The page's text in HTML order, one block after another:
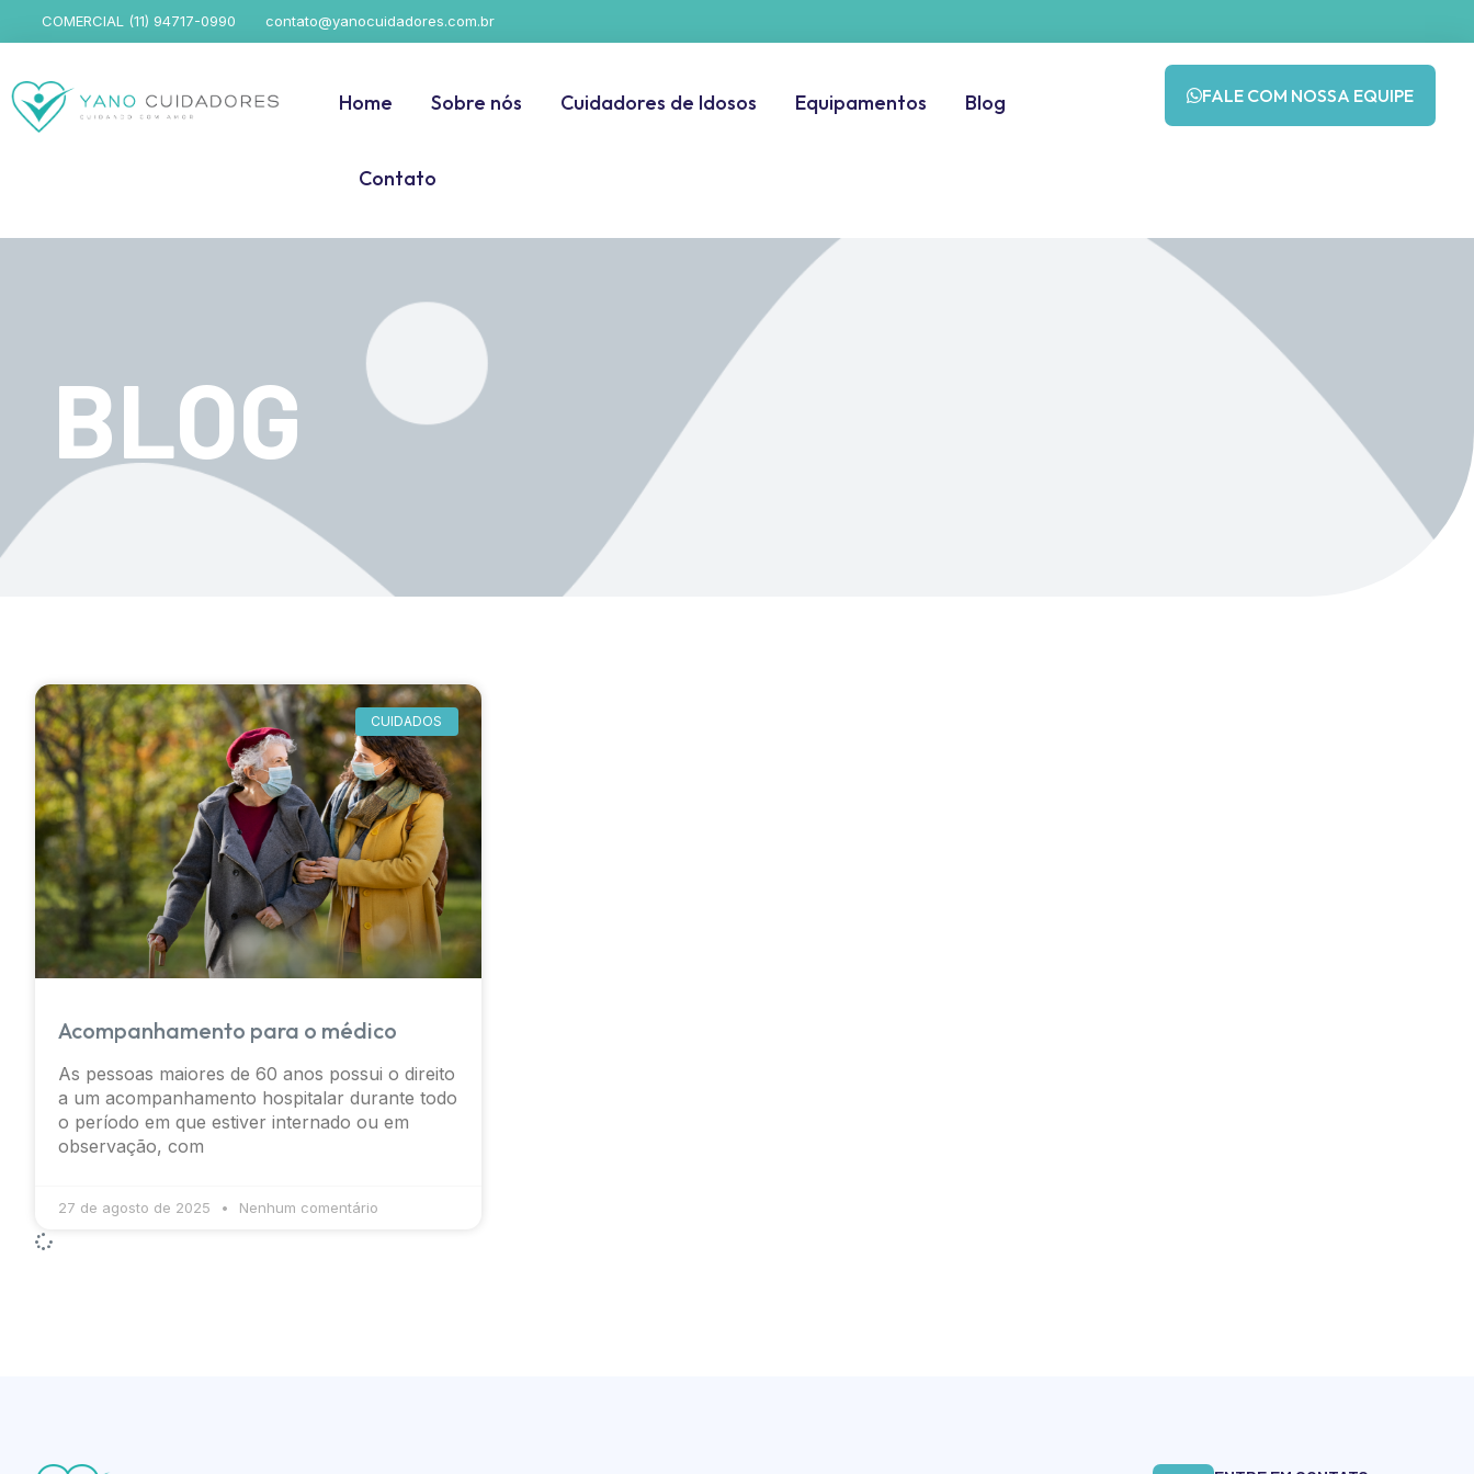
COMERCIAL (11) 94717-0990 contato@yanocuidadores.com.br
Home Sobre nós Cuidadores de Idosos Equipamentos Blog
Contato
FALE COM NOSSA EQUIPE
BLOG
CUIDADOS
Acompanhamento para o médico
As pessoas maiores de 60 anos possui o direito
a um acompanhamento hospitalar durante todo
o período em que estiver internado ou em
observação, com
27 de agosto de 2025 Nenhum comentário